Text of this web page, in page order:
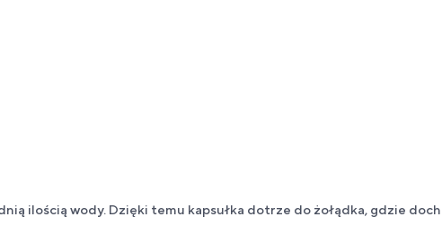
ilością wody. Dzięki temu kapsułka dotrze do żołądka, gdzie